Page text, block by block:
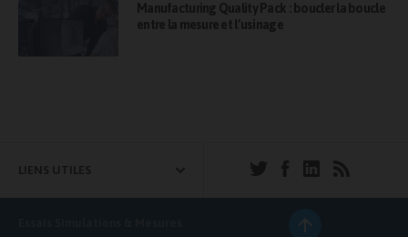
Manufacturing Quality Pack : boucler la boucle
entre la mesure et l’usinage
LIENS UTILES